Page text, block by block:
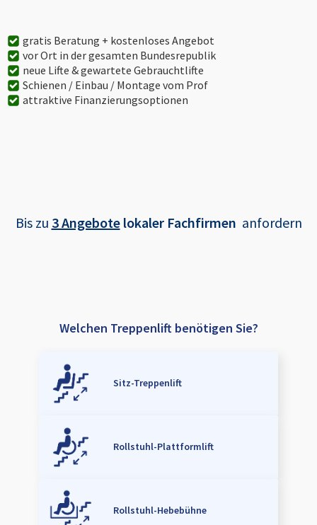
gratis Beratung + kostenloses Angebot
vor Ort in der gesamten Bundesrepublik
neue Lifte & gewartete Gebrauchtlifte
Schienen / Einbau / Montage vom Prof
attraktive Finanzierungsoptionen
Bis zu 3 Angebotelokaler Fachfirmen anfordern
Welchen Treppenlift benötigen Sie?
Sitz-Treppenlift
Rollstuhl-Plattformlift
Rollstuhl-Hebebühne